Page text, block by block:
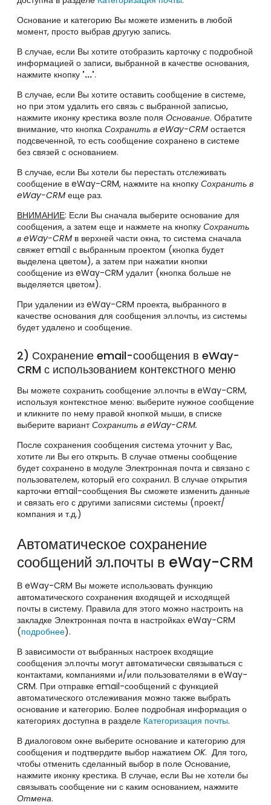
Основание и категорию Вы можете изменить в любой
момент, просто выбрав другую запись.
В случае, если Вы хотите отобразить карточку с подробной
информацией о записи, выбранной в качестве основания,
нажмите кнопку '...'.
В случае, если Вы хотите оставить сообщение в системе,
но при этом удалить его связь с выбранной записью,
нажмите иконку крестика возле поля Основание. Обратите
внимание, что кнопка Сохранить в eWay-CRM остается
подсвеченной, то есть сообщение сохранено в системе
без связей с основанием.
В случае, если Вы хотели бы перестать отслеживать
сообщение в eWay-CRM, нажмите на кнопку Сохранить в
eWay-CRM еще раз.
ВНИМАНИЕ: Если Вы сначала выберите основание для
сообщения, а затем еще и нажмете на кнопку Сохранить
в eWay-CRM в верхней части окна, то система сначала
свяжет email с выбранным проектом (кнопка будет
выделена цветом), а затем при нажатии кнопки
сообщение из eWay-CRM удалит (кнопка больше не
выделяется цветом).
При удалении из eWay-CRM проекта, выбранного в
качестве основания для сообщения эл.почты, из системы
будет удалено и сообщение.
2) Сохранение email-сообщения в eWay-
CRM с использованием контекстного меню
Вы можете сохранить сообщение эл.почты в eWay-CRM,
используя контекстное меню: выберите нужное сообщение
и кликните по нему правой кнопкой мыши, в списке
выберите вариантСохранить в eWay-CRM.
После сохранения сообщения система уточнит у Вас,
хотите ли Вы его открыть. В случае отмены сообщение
будет сохранено в модуле Электронная почта и связано с
пользователем, который его сохранил. В случае открытия
карточки email-сообщения Вы сможете изменить данные
и связать его с другими записями системы (проект/
компания и т.д.)
Автоматическое сохранение
сообщений эл.почты в eWay-CRM
В eWay-CRM Вы можете использовать функцию
автоматического сохранения входящей и исходящей
почты в систему. Правила для этого можно настроить на
закладке Электронная почта в настройках eWay-CRM
(подробнее).
В зависимости от выбранных настроек входящие
сообщения эл.почты могут автоматически связываться с
контактами, компаниями и/или пользователями в eWay-
CRM. При отправке email-сообщений с функцией
автоматического отслеживания можно также выбрать
основание и категорию. Более подробная информация о
категориях доступна в разделе Категоризация почты.
В диалоговом окне выберите основание и категорию для
сообщения и подтвердите выбор нажатием OK. Для того,
чтобы отменить сделанный выбор в поле Основание,
нажмите иконку крестика. В случае, если Вы не хотели бы
связывать сообщение ни с каким основанием, нажмите
Отмена.